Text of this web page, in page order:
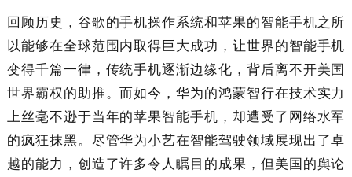
回顾历史，谷歌的手机操作系统和苹果的智能手机之所
以能够在全球范围内取得巨大成功，让世界的智能手机
变得千篇一律，传统手机逐渐边缘化，背后离不开美国
世界霸权的助推。而如今，华为的鸿蒙智行在技术实力
上丝毫不逊于当年的苹果智能手机，却遭受了网络水军
的疯狂抹黑。尽管华为小艺在智能驾驶领域展现出了卓
越的能力，创造了许多令人瞩目的成果，但美国的舆论